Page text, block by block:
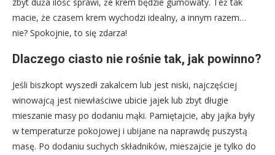
macie, że czasem krem wychodzi idealny, a innym razem…
nie? Spokojnie, to się zdarza!
Dlaczego ciasto nie rośnie tak, jak powinno?
Jeśli biszkopt wyszedł zakalcem lub jest niski, najczęściej
winowajcą jest niewłaściwe ubicie jajek lub zbyt długie
mieszanie masy po dodaniu mąki. Pamiętajcie, aby jajka były
w temperaturze pokojowej i ubijane na naprawdę puszystą
masę. Po dodaniu suchych składników, mieszajcie je tylko do